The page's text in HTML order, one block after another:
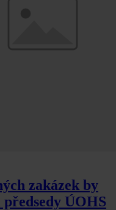
zakázek by
ÚOHS